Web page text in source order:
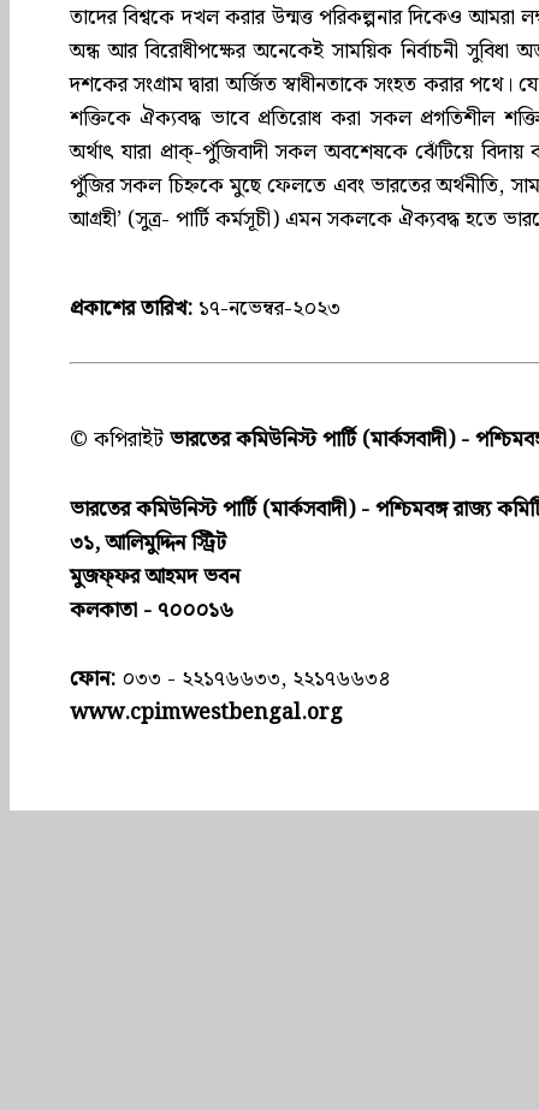
তাদের বিশ্বকে দখল করার উন্মত্ত পরিকল্পনার দিকেও
অন্ধ আর বিরোধীপক্ষের অনেকেই সাময়িক নির্বাচনী সুবিধা
দশকের সংগ্রাম দ্বারা অর্জিত স্বাধীনতাকে সংহত করার পথে।
শক্তিকে ঐক্যবদ্ধ ভাবে প্রতিরোধ করা সকল প্রগতিশীল
অর্থাৎ যারা প্রাক্-পুঁজিবাদী সকল অবশেষকে ঝেঁটিয়ে
পুঁজির সকল চিহ্নকে মুছে ফেলতে এবং ভারতের অর্থনীতি,
আগ্রহী’ (সুত্র- পার্টি কর্মসূচী) এমন সকলকে ঐক্যবদ্ধ হতে
প্রকাশের তারিখ: ১৭-নভেম্বর-২০২৩
© কপিরাইটভারতের কমিউনিস্ট পার্টি (মার্কসবাদী) -
ভারতের কমিউনিস্ট পার্টি (মার্কসবাদী) - পশ্চিমবঙ্গ রাজ্য
৩১, আলিমুদ্দিন স্ট্রিট
মুজফ্ফ‌র আহমদ ভবন
কলকাতা - ৭০০০১৬
ফোন: ০৩৩ - ২২১৭৬৬৩৩, ২২১৭৬৬৩৪
www.cpimwestbengal.org